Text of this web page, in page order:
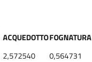
ACQUEDOTTOFOGNATURA
2,572540 0,564731